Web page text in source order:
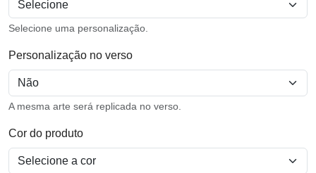
Selecione uma personalização.
Personalização no verso
A mesma arte será replicada no verso.
Cor do produto